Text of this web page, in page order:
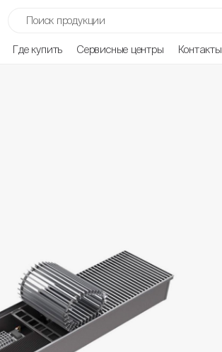
Где купить Сервисные центры Контакты